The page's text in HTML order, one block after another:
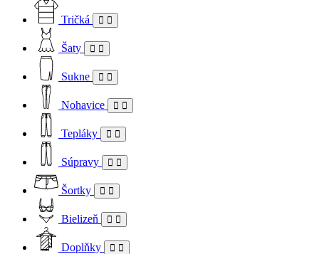
Tričká
Šaty
Sukne
Nohavice
Tepláky
Súpravy
Šortky
Bielizeň
Doplňky